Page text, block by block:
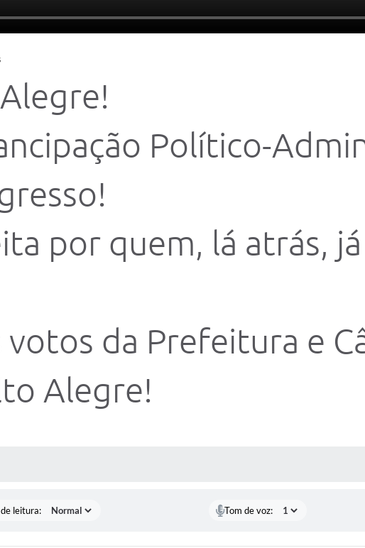
Político-
por quem, lá atrás,
votos da Prefeitura e
Alegre!
leitura: Tom de voz: